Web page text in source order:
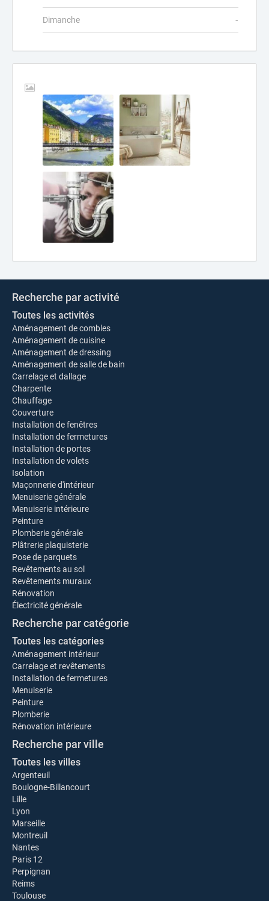
Dimanche -
Recherche par activité
Toutes les activités
Aménagement de combles
Aménagement de cuisine
Aménagement de dressing
Aménagement de salle de bain
Carrelage et dallage
Charpente
Chauffage
Couverture
Installation de fenêtres
Installation de fermetures
Installation de portes
Installation de volets
Isolation
Maçonnerie d'intérieur
Menuiserie générale
Menuiserie intérieure
Peinture
Plomberie générale
Plâtrerie plaquisterie
Pose de parquets
Revêtements au sol
Revêtements muraux
Rénovation
Électricité générale
Recherche par catégorie
Toutes les catégories
Aménagement intérieur
Carrelage et revêtements
Installation de fermetures
Menuiserie
Peinture
Plomberie
Rénovation intérieure
Recherche par ville
Toutes les villes
Argenteuil
Boulogne-Billancourt
Lille
Lyon
Marseille
Montreuil
Nantes
Paris 12
Perpignan
Reims
Toulouse